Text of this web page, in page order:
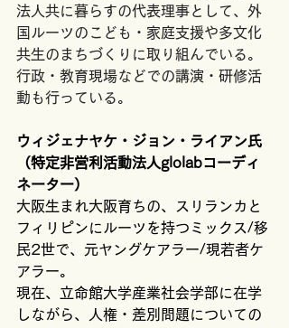
法人共に暮らすの代表理事として、外
国ルーツのこども・家庭支援や多文化
共生のまちづくりに取り組んでいる。
行政・教育現場などでの講演・研修活
動も行っている。
ウィジェナヤケ・ジョン・ライアン氏
（特定非営利活動法人glolabコーディ
ネーター）
大阪生まれ大阪育ちの、スリランカと
フィリピンにルーツを持つミックス/移
民2世で、元ヤングケアラー/現若者ケ
アラー。
現在、立命館大学産業社会学部に在学
しながら、人権・差別問題についての